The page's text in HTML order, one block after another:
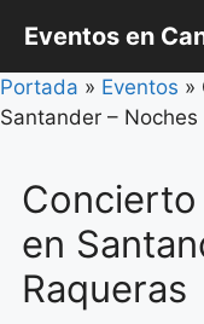
contenido
Eventos en
Portada » Eventos »
Santander – Noches
Concierto
en
Raqueras